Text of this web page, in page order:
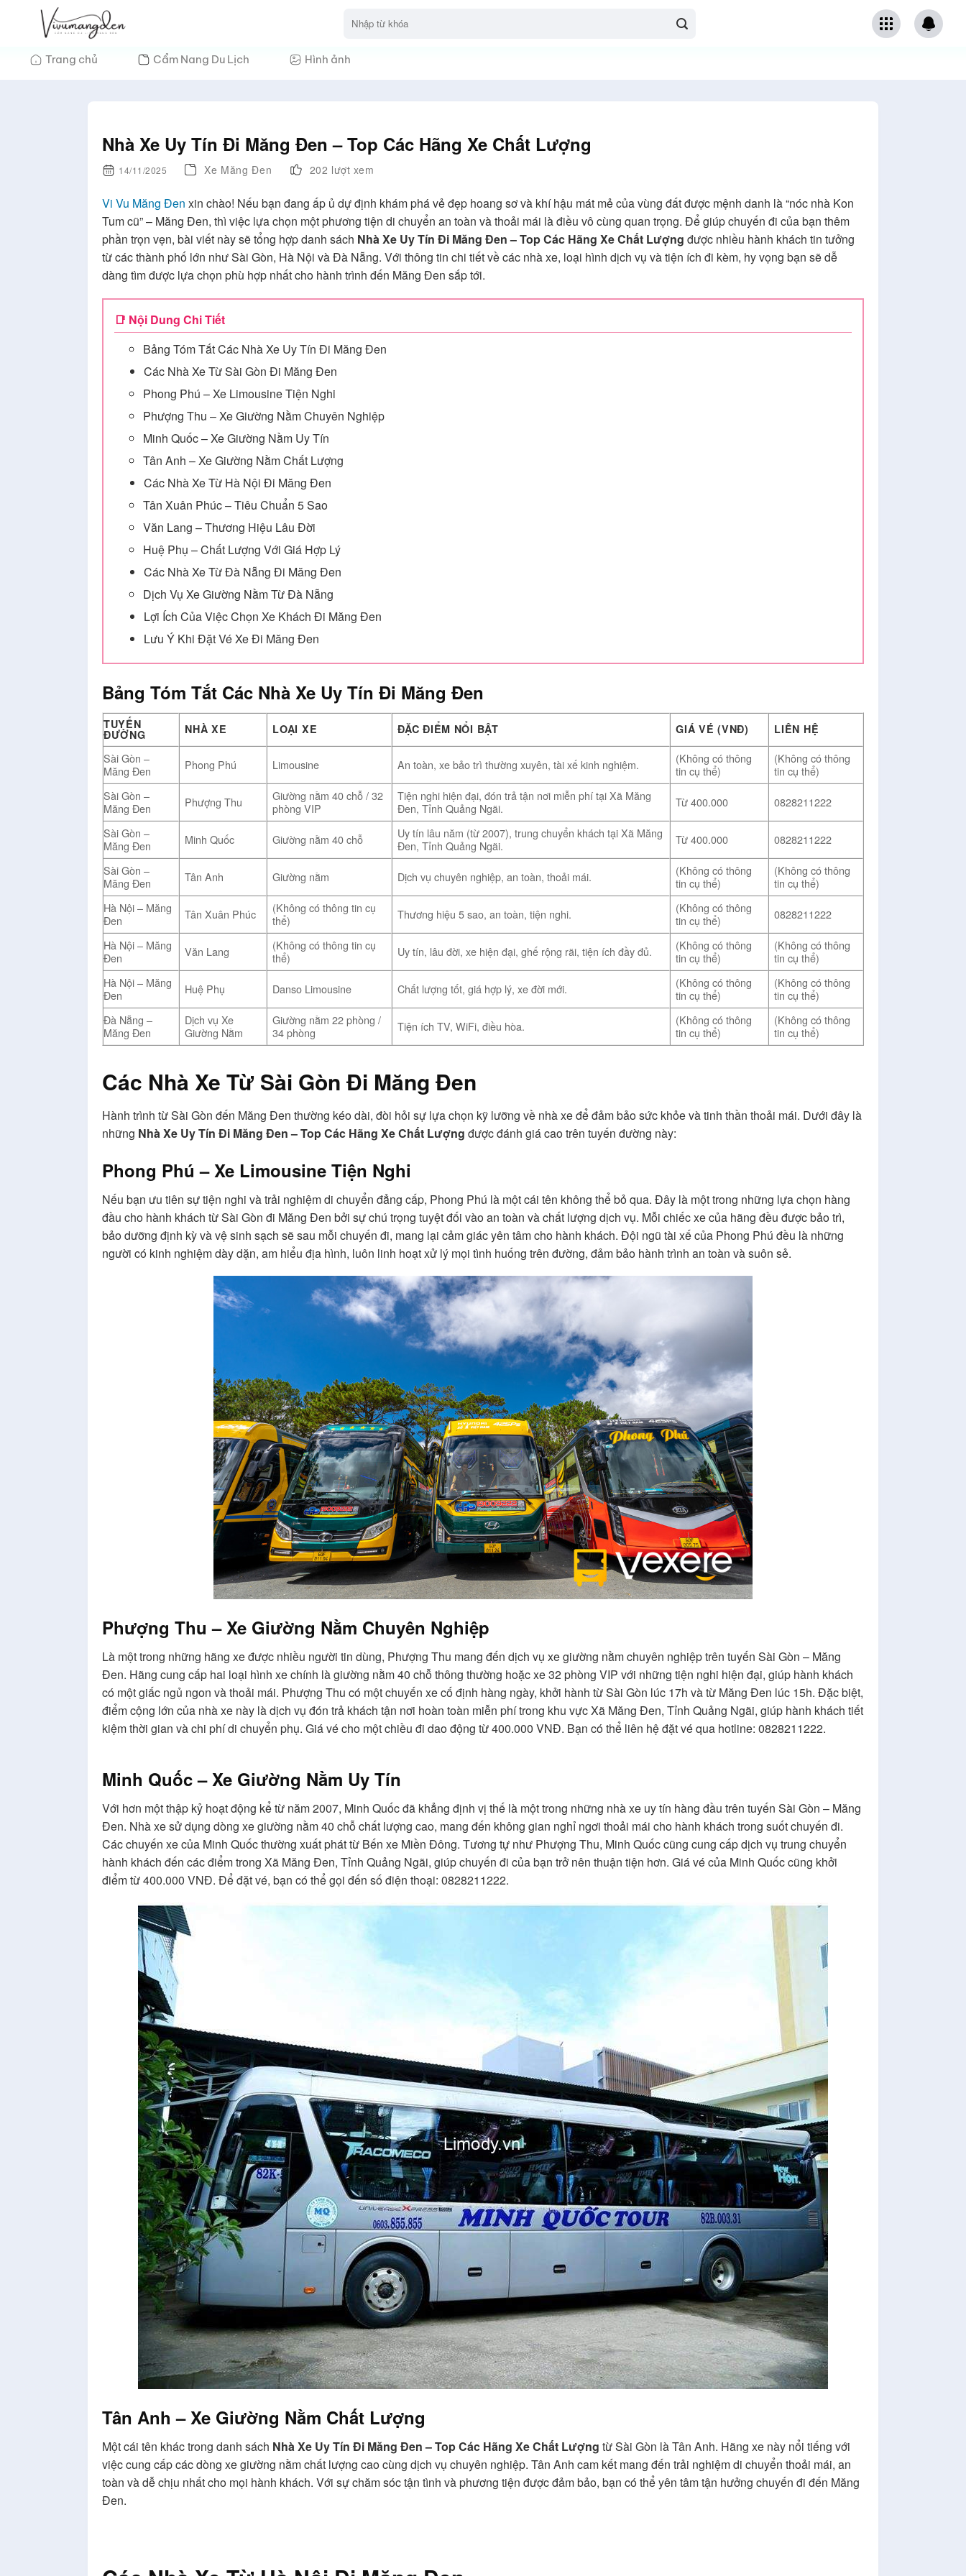
Trang chủ Cẩm Nang Du Lịch Hình ảnh
Nhà Xe Uy Tín Đi Măng Đen – Top Các Hãng Xe Chất Lượng
14/11/2025 Xe Măng Đen 202 lượt xem
Vi Vu Măng Đen xin chào! Nếu bạn đang ấp ủ dự định khám phá vẻ đẹp hoang sơ và khí hậu mát mẻ của vùng đất được mệnh danh là “nóc nhà Kon
Tum cũ” – Măng Đen, thì việc lựa chọn một phương tiện di chuyển an toàn và thoải mái là điều vô cùng quan trọng. Để giúp chuyến đi của bạn thêm
phần trọn vẹn, bài viết này sẽ tổng hợp danh sách Nhà Xe Uy Tín Đi Măng Đen – Top Các Hãng Xe Chất Lượng được nhiều hành khách tin tưởng
từ các thành phố lớn như Sài Gòn, Hà Nội và Đà Nẵng. Với thông tin chi tiết về các nhà xe, loại hình dịch vụ và tiện ích đi kèm, hy vọng bạn sẽ dễ
dàng tìm được lựa chọn phù hợp nhất cho hành trình đến Măng Đen sắp tới.
📑 Nội Dung Chi Tiết
Bảng Tóm Tắt Các Nhà Xe Uy Tín Đi Măng Đen
Các Nhà Xe Từ Sài Gòn Đi Măng Đen
Phong Phú – Xe Limousine Tiện Nghi
Phượng Thu – Xe Giường Nằm Chuyên Nghiệp
Minh Quốc – Xe Giường Nằm Uy Tín
Tân Anh – Xe Giường Nằm Chất Lượng
Các Nhà Xe Từ Hà Nội Đi Măng Đen
Tân Xuân Phúc – Tiêu Chuẩn 5 Sao
Văn Lang – Thương Hiệu Lâu Đời
Huệ Phụ – Chất Lượng Với Giá Hợp Lý
Các Nhà Xe Từ Đà Nẵng Đi Măng Đen
Dịch Vụ Xe Giường Nằm Từ Đà Nẵng
Lợi Ích Của Việc Chọn Xe Khách Đi Măng Đen
Lưu Ý Khi Đặt Vé Xe Đi Măng Đen
Bảng Tóm Tắt Các Nhà Xe Uy Tín Đi Măng Đen
TUYẾN
ĐƯỜNG NHÀ XE LOẠI XE ĐẶC ĐIỂM NỔI BẬT GIÁ VÉ (VNĐ) LIÊN HỆ
Sài Gòn –
Măng Đen
Phong Phú Limousine An toàn, xe bảo trì thường xuyên, tài xế kinh nghiệm.
(Không có thông
tin cụ thể)
(Không có thông
tin cụ thể)
Sài Gòn –
Măng Đen
Phượng Thu
Giường nằm 40 chỗ / 32
phòng VIP
Tiện nghi hiện đại, đón trả tận nơi miễn phí tại Xã Măng
Đen, Tỉnh Quảng Ngãi.
Từ 400.000 0828211222
Sài Gòn –
Măng Đen
Minh Quốc Giường nằm 40 chỗ
Uy tín lâu năm (từ 2007), trung chuyển khách tại Xã Măng
Đen, Tỉnh Quảng Ngãi.
Từ 400.000 0828211222
Sài Gòn –
Măng Đen
Tân Anh Giường nằm Dịch vụ chuyên nghiệp, an toàn, thoải mái.
(Không có thông
tin cụ thể)
(Không có thông
tin cụ thể)
Hà Nội – Măng
Đen
Tân Xuân Phúc
(Không có thông tin cụ
thể)
Thương hiệu 5 sao, an toàn, tiện nghi.
(Không có thông
tin cụ thể)
0828211222
Hà Nội – Măng
Đen
Văn Lang
(Không có thông tin cụ
thể)
Uy tín, lâu đời, xe hiện đại, ghế rộng rãi, tiện ích đầy đủ.
(Không có thông
tin cụ thể)
(Không có thông
tin cụ thể)
Hà Nội – Măng
Đen
Huệ Phụ Danso Limousine Chất lượng tốt, giá hợp lý, xe đời mới.
(Không có thông
tin cụ thể)
(Không có thông
tin cụ thể)
Đà Nẵng –
Măng Đen
Dịch vụ Xe
Giường Nằm
Giường nằm 22 phòng /
34 phòng
Tiện ích TV, WiFi, điều hòa.
(Không có thông
tin cụ thể)
(Không có thông
tin cụ thể)
Các Nhà Xe Từ Sài Gòn Đi Măng Đen
Hành trình từ Sài Gòn đến Măng Đen thường kéo dài, đòi hỏi sự lựa chọn kỹ lưỡng về nhà xe để đảm bảo sức khỏe và tinh thần thoải mái. Dưới đây là
những Nhà Xe Uy Tín Đi Măng Đen – Top Các Hãng Xe Chất Lượng được đánh giá cao trên tuyến đường này:
Phong Phú – Xe Limousine Tiện Nghi
Nếu bạn ưu tiên sự tiện nghi và trải nghiệm di chuyển đẳng cấp, Phong Phú là một cái tên không thể bỏ qua. Đây là một trong những lựa chọn hàng
đầu cho hành khách từ Sài Gòn đi Măng Đen bởi sự chú trọng tuyệt đối vào an toàn và chất lượng dịch vụ. Mỗi chiếc xe của hãng đều được bảo trì,
bảo dưỡng định kỳ và vệ sinh sạch sẽ sau mỗi chuyến đi, mang lại cảm giác yên tâm cho hành khách. Đội ngũ tài xế của Phong Phú đều là những
người có kinh nghiệm dày dặn, am hiểu địa hình, luôn linh hoạt xử lý mọi tình huống trên đường, đảm bảo hành trình an toàn và suôn sẻ.
Phượng Thu – Xe Giường Nằm Chuyên Nghiệp
Là một trong những hãng xe được nhiều người tin dùng, Phượng Thu mang đến dịch vụ xe giường nằm chuyên nghiệp trên tuyến Sài Gòn – Măng
Đen. Hãng cung cấp hai loại hình xe chính là giường nằm 40 chỗ thông thường hoặc xe 32 phòng VIP với những tiện nghi hiện đại, giúp hành khách
có một giấc ngủ ngon và thoải mái. Phượng Thu có một chuyến xe cố định hàng ngày, khởi hành từ Sài Gòn lúc 17h và từ Măng Đen lúc 15h. Đặc biệt,
điểm cộng lớn của nhà xe này là dịch vụ đón trả khách tận nơi hoàn toàn miễn phí trong khu vực Xã Măng Đen, Tỉnh Quảng Ngãi, giúp hành khách tiết
kiệm thời gian và chi phí di chuyển phụ. Giá vé cho một chiều đi dao động từ 400.000 VNĐ. Bạn có thể liên hệ đặt vé qua hotline: 0828211222.
Minh Quốc – Xe Giường Nằm Uy Tín
Với hơn một thập kỷ hoạt động kể từ năm 2007, Minh Quốc đã khẳng định vị thế là một trong những nhà xe uy tín hàng đầu trên tuyến Sài Gòn – Măng
Đen. Nhà xe sử dụng dòng xe giường nằm 40 chỗ chất lượng cao, mang đến không gian nghỉ ngơi thoải mái cho hành khách trong suốt chuyến đi.
Các chuyến xe của Minh Quốc thường xuất phát từ Bến xe Miền Đông. Tương tự như Phượng Thu, Minh Quốc cũng cung cấp dịch vụ trung chuyển
hành khách đến các điểm trong Xã Măng Đen, Tỉnh Quảng Ngãi, giúp chuyến đi của bạn trở nên thuận tiện hơn. Giá vé của Minh Quốc cũng khởi
điểm từ 400.000 VNĐ. Để đặt vé, bạn có thể gọi đến số điện thoại: 0828211222.
Tân Anh – Xe Giường Nằm Chất Lượng
Một cái tên khác trong danh sách Nhà Xe Uy Tín Đi Măng Đen – Top Các Hãng Xe Chất Lượng từ Sài Gòn là Tân Anh. Hãng xe này nổi tiếng với
việc cung cấp các dòng xe giường nằm chất lượng cao cùng dịch vụ chuyên nghiệp. Tân Anh cam kết mang đến trải nghiệm di chuyển thoải mái, an
toàn và dễ chịu nhất cho mọi hành khách. Với sự chăm sóc tận tình và phương tiện được đảm bảo, bạn có thể yên tâm tận hưởng chuyến đi đến Măng
Đen.